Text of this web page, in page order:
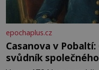
epochaplus.cz
Casanova v
svůdník